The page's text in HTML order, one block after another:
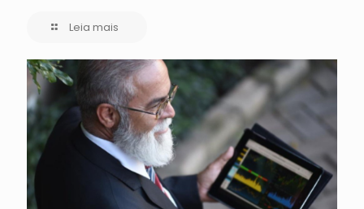
Leia mais